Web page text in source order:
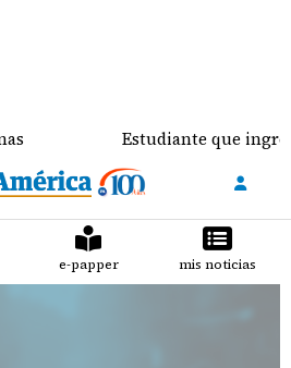
Estudiante que ingresó
e-papper mis noticias